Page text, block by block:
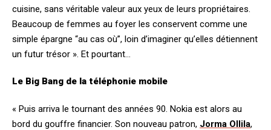
cuisine, sans véritable valeur aux yeux de leurs propriétaires.
Beaucoup de femmes au foyer les conservent comme une
simple épargne “au cas où”, loin d’imaginer qu’elles détiennent
un futur trésor ». Et pourtant…
Le Big Bang de la téléphonie mobile
« Puis arriva le tournant des années 90. Nokia est alors au
bord du gouffre financier. Son nouveau patron, Jorma Ollila,